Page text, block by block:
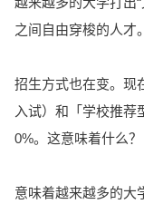
之间自由穿梭的人才。
招生方式也在变。现
入试）和「学校推荐
0%。这意味着什么？
意味着越来越多的大